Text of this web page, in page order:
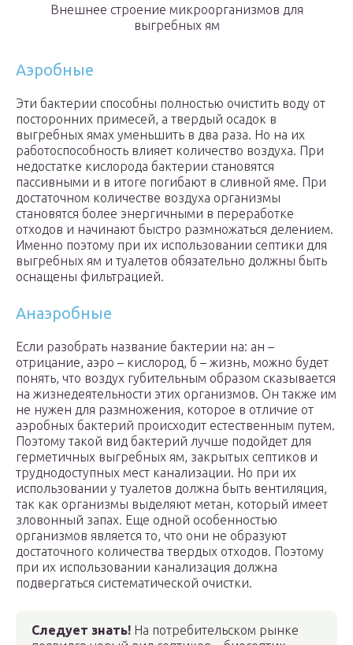
Внешнее строение микроорганизмов для
выгребных ям
Аэробные
Эти бактерии способны полностью очистить воду от
посторонних примесей, а твердый осадок в
выгребных ямах уменьшить в два раза. Но на их
работоспособность влияет количество воздуха. При
недостатке кислорода бактерии становятся
пассивными и в итоге погибают в сливной яме. При
достаточном количестве воздуха организмы
становятся более энергичными в переработке
отходов и начинают быстро размножаться делением.
Именно поэтому при их использовании септики для
выгребных ям и туалетов обязательно должны быть
оснащены фильтрацией.
Анаэробные
Если разобрать название бактерии на: ан –
отрицание, аэро – кислород, б – жизнь, можно будет
понять, что воздух губительным образом сказывается
на жизнедеятельности этих организмов. Он также им
не нужен для размножения, которое в отличие от
аэробных бактерий происходит естественным путем.
Поэтому такой вид бактерий лучше подойдет для
герметичных выгребных ям, закрытых септиков и
труднодоступных мест канализации. Но при их
использовании у туалетов должна быть вентиляция,
так как организмы выделяют метан, который имеет
зловонный запах. Еще одной особенностью
организмов является то, что они не образуют
достаточного количества твердых отходов. Поэтому
при их использовании канализация должна
подвергаться систематической очистки.
Следует знать! На потребительском рынке